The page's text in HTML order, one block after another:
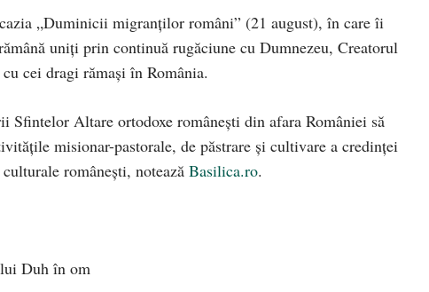
„Duminicii migranților români” (21 august), în care îi
uniţi prin continuă rugăciune cu Dumnezeu, Creatorul
cei dragi rămași în România.
Sfintelor Altare ortodoxe românești din afara României să
misionar-pastorale, de păstrare și cultivare a credinței
românești, notează Basilica.ro.
Duh în om